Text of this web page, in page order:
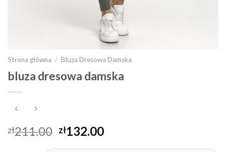
Strona główna / Bluza Dresowa Damska
bluza dresowa damska
zł211.00 zł132.00